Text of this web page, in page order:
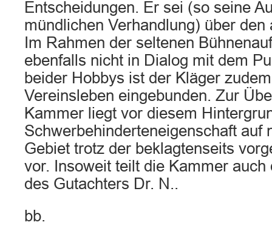
Entscheidungen. Er sei (so seine
mündlichen Verhandlung) über den
Im Rahmen der seltenen
ebenfalls nicht in Dialog mit dem
beider Hobbys ist der Kläger
Vereinsleben eingebunden. Zur
Kammer liegt vor diesem
Schwerbehinderteneigenschaft auf
Gebiet trotz der beklagtenseits
vor. Insoweit teilt die Kammer auch
des Gutachters Dr. N..
bb.